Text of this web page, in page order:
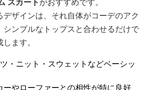
ザインは、それ自体がコーデのアク
シンプルなトップスと合わせるだけで
ます。
・ニット・スウェットなどベーシッ
ーやローファーとの相性が特に良好